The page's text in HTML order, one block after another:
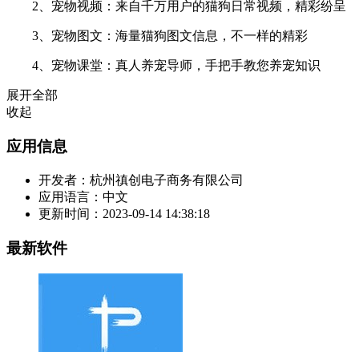
2、宠物视频：来自千万用户的猫狗日常视频，精彩纷呈
3、宠物图文：海量猫狗图文信息，不一样的精彩
4、宠物课堂：真人养宠导师，手把手教您养宠知识
展开全部
收起
应用信息
开发者： 杭州禛创电子商务有限公司
应用语言： 中文
更新时间： 2023-09-14 14:38:18
最新软件